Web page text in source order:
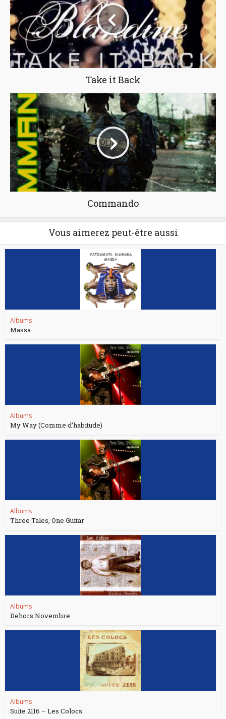
Take it Back
Commando
Vous aimerez peut-être aussi
Albums
Massa
Albums
My Way (Comme d’habitude)
Albums
Three Tales, One Guitar
Albums
Dehors Novembre
Albums
Suite 2116 – Les Colocs